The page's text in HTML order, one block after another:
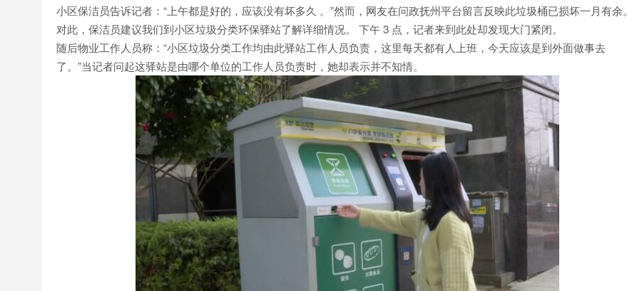
小区保洁员告诉记者：“上午都是好的，应该没有坏多久 。”然而，网友在问政抚州平台留言反映此垃圾桶已损坏一月有余。
对此，保洁员建议我们到小区垃圾分类环保驿站了解详细情况。 下午 3 点，记者来到此处却发现大门紧闭。
随后物业工作人员称：“小区垃圾分类工作均由此驿站工作人员负责，这里每天都有人上班，今天应该是到外面做事去
了。”当记者问起这驿站是由哪个单位的工作人员负责时，她却表示并不知情。